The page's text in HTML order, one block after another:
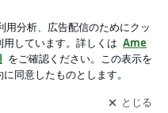
新通知
を受け取りまし
開く